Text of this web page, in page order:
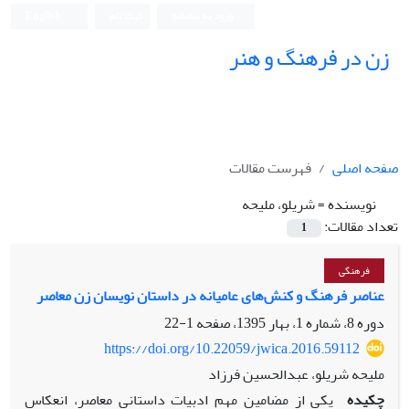
زن در فرهنگ و هنر
صفحه اصلی
فهرست مقالات
نویسنده =شریلو، ملیحه
تعداد مقالات:
1
فرهنگی
عناصر فرهنگ و کنش‌های عامیانه در داستان نویسان زن معاصر
دوره 8، شماره 1، بهار 1395، صفحه
1-22
https://doi.org/10.22059/jwica.2016.59112
ملیحه شریلو، عبدالحسین فرزاد
چکیده یکی از مضامین مهم ادبیات داستانی معاصر، انعکاس